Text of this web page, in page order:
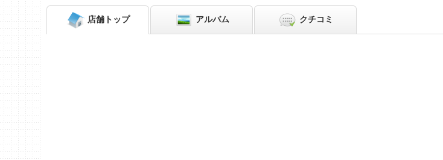
店舗 トップ アルバム クチコミ